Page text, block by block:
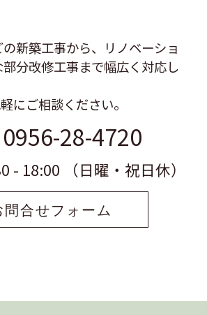
新築工事から、リノベーショ
分改修工事まで幅広く対応し
にご相談ください。
28-4720
- 18:00 （日曜・祝日休）
問合せフォーム